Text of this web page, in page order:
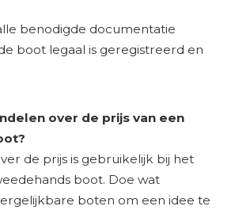
benodigde documentatie
boot legaal is geregistreerd en
over de prijs van een
de prijs is gebruikelijk bij het
boot. Doe wat
boten om een idee te